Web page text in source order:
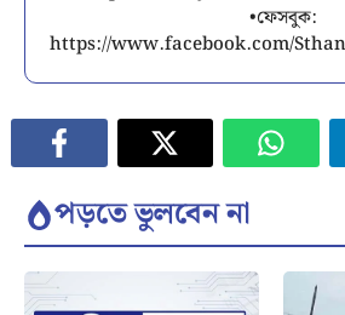
•ফেসবুক:
https://www.facebook.com/
পড়তে ভুলবেন না